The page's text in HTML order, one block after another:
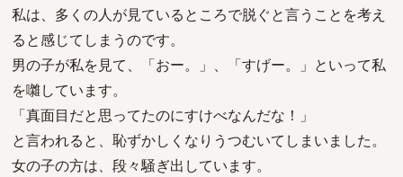
私は、多くの人が見ているところで脱ぐと言うことを考え
ると感じてしまうのです。
男の子が私を見て、「おー。」、「すげー。」といって私
を囃しています。
「真面目だと思ってたのにすけべなんだな！」
と言われると、恥ずかしくなりうつむいてしまいました。
女の子の方は、段々騒ぎ出しています。